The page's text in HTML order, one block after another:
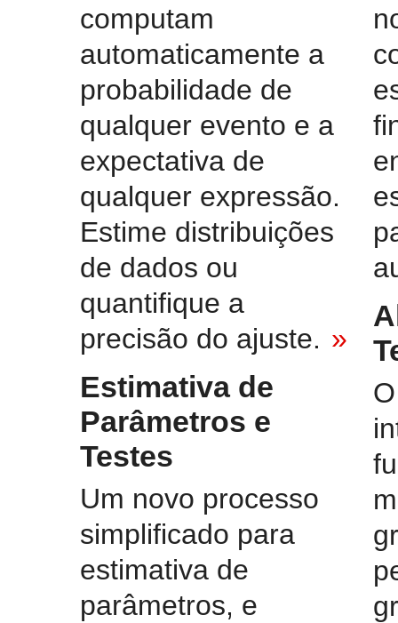
computam
automaticamente a
probabilidade de
qualquer evento e a
expectativa de
qualquer expressão.
Estime distribuições
de dados ou
quantifique a
precisão do ajuste. »
Estimativa de
Parâmetros e
Testes
Um novo processo
simplificado para
estimativa de
parâmetros, e